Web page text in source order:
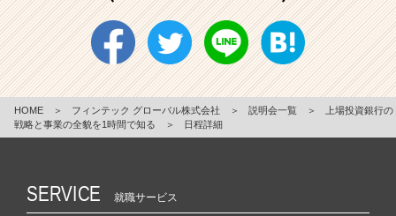
HOME ＞ フィンテック グローバル株式会社 ＞ 説明会一覧 ＞
上場投資銀行の
戦略と事業の全貌を1時間で知る
＞ 日程詳細
SERVICE 就職サービス